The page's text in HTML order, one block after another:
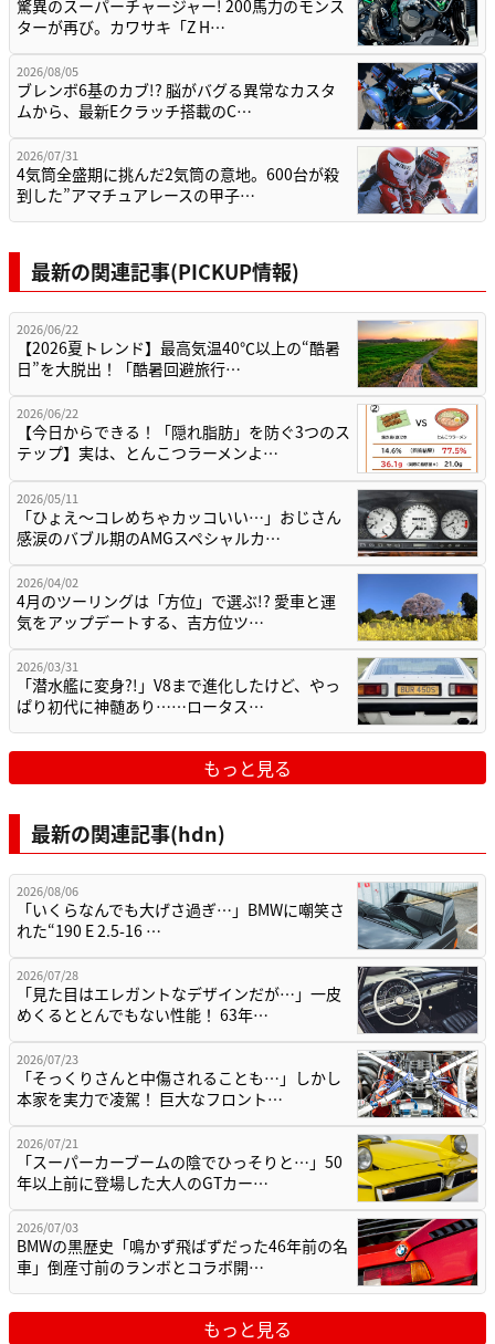
驚異のスーパーチャージャー! 200馬力のモンス
ターが再び。カワサキ「Z H…
2026/08/05
ブレンボ6基のカブ!? 脳がバグる異常なカスタ
ムから、最新Eクラッチ搭載のC…
2026/07/31
4気筒全盛期に挑んだ2気筒の意地。600台が殺
到した”アマチュアレースの甲子…
最新の関連記事(PICKUP情報)
2026/06/22
【2026夏トレンド】最高気温40℃以上の“酷暑
日”を大脱出！「酷暑回避旅行…
2026/06/22
【今日からできる！「隠れ脂肪」を防ぐ3つのス
テップ】実は、とんこつラーメンよ…
2026/05/11
「ひょえ〜コレめちゃカッコいい…」おじさん
感涙のバブル期のAMGスペシャルカ…
2026/04/02
4月のツーリングは「方位」で選ぶ!? 愛車と運
気をアップデートする、吉方位ツ…
2026/03/31
「潜水艦に変身?!」V8まで進化したけど、やっ
ぱり初代に神髄あり……ロータス…
もっと見る
最新の関連記事(hdn)
2026/08/06
「いくらなんでも大げさ過ぎ…」BMWに嘲笑さ
れた“190 E 2.5-16 …
2026/07/28
「見た目はエレガントなデザインだが…」一皮
めくるととんでもない性能！ 63年…
2026/07/23
「そっくりさんと中傷されることも…」しかし
本家を実力で凌駕！ 巨大なフロント…
2026/07/21
「スーパーカーブームの陰でひっそりと…」50
年以上前に登場した大人のGTカー…
2026/07/03
BMWの黒歴史「鳴かず飛ばずだった46年前の名
車」倒産寸前のランボとコラボ開…
もっと見る